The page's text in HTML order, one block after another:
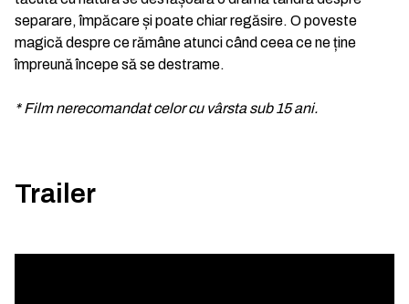
separare, împăcare și poate chiar regăsire. O poveste
magică despre ce rămâne atunci când ceea ce ne ține
împreună începe să se destrame.
* Film nerecomandat celor cu vârsta sub 15 ani.
Trailer